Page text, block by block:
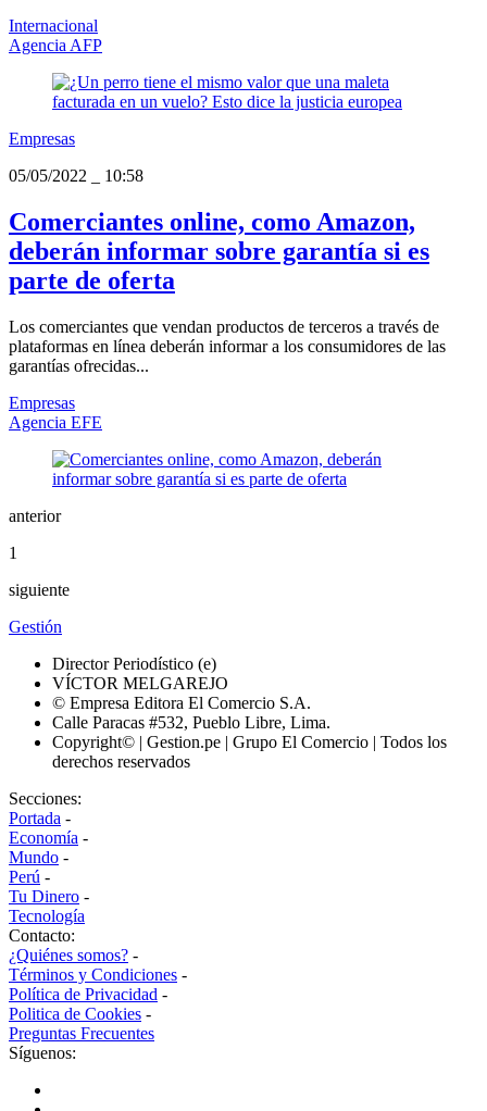
Internacional
Agencia AFP
Empresas
05/05/2022
10:58
Comerciantes online, como Amazon,
deberán informar sobre garantía si es
parte de oferta
Los comerciantes que vendan productos de terceros a través de
plataformas en línea deberán informar a los consumidores de las
garantías ofrecidas...
Empresas
Agencia EFE
anterior
1
siguiente
Gestión
Director Periodístico (e)
VÍCTOR MELGAREJO
© Empresa Editora El Comercio S.A.
Calle Paracas #532, Pueblo Libre, Lima.
Copyright© | Gestion.pe | Grupo El Comercio | Todos los
derechos reservados
Secciones:
Portada -
Economía -
Mundo -
Perú -
Tu Dinero -
Tecnología
Contacto:
¿Quiénes somos? -
Términos y Condiciones -
Política de Privacidad -
Politica de Cookies -
Preguntas Frecuentes
Síguenos: